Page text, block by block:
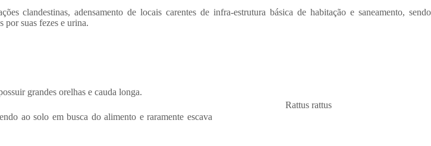
clandestinas, adensamento de locais carentes de infra-estrutura básica de habitação e saneamento, sendo
por suas fezes e urina.
Rattus rattus
grandes orelhas e cauda longa.
ao solo em busca do alimento e raramente escava